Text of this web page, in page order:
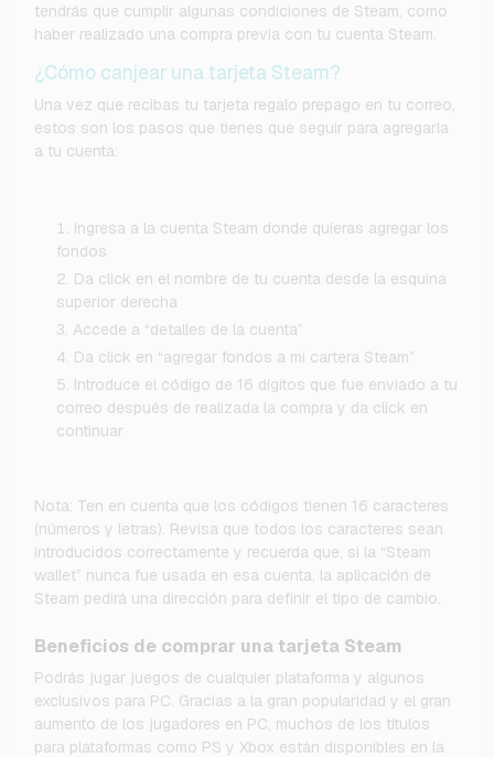
tendrás que cumplir algunas condiciones de Steam, como
haber realizado una compra previa con tu cuenta Steam.
¿Cómo canjear una tarjeta Steam?
Una vez que recibas tu tarjeta regalo prepago en tu correo,
estos son los pasos que tienes que seguir para agregarla
a tu cuenta:
Ingresa a la cuenta Steam donde quieras agregar los
fondos
Da click en el nombre de tu cuenta desde la esquina
superior derecha
Accede a “detalles de la cuenta”
Da click en “agregar fondos a mi cartera Steam”
Introduce el código de 16 dígitos que fue enviado a tu
correo después de realizada la compra y da click en
continuar
Nota: Ten en cuenta que los códigos tienen 16 caracteres
(números y letras). Revisa que todos los caracteres sean
introducidos correctamente y recuerda que, si la “Steam
wallet” nunca fue usada en esa cuenta, la aplicación de
Steam pedirá una dirección para definir el tipo de cambio.
Beneficios de comprar una tarjeta Steam
Podrás jugar juegos de cualquier plataforma y algunos
exclusivos para PC. Gracias a la gran popularidad y el gran
aumento de los jugadores en PC, muchos de los títulos
para plataformas como PS y Xbox están disponibles en la